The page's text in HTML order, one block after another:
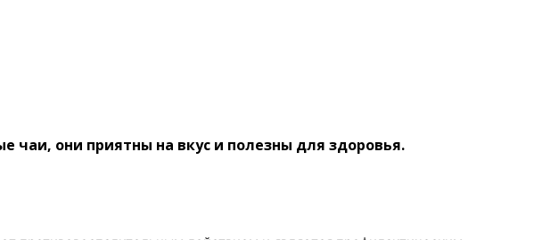
чаи, они приятны на вкус и полезны для здоровья.